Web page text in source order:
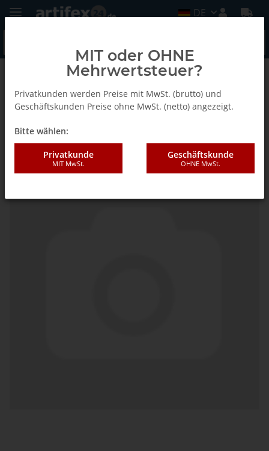
DE
Zurück zur Liste L74 (Tanga Delta H,Tanga Delta S2)
Lamello L74 Schalter
MIT oder OHNE
Mehrwertsteuer?
Privatkunden werden Preise mit MwSt. (brutto) und
Geschäftskunden Preise ohne MwSt. (netto) angezeigt.
Bitte wählen:
Privatkunde
MIT MwSt.
Geschäftskunde
OHNE MwSt.